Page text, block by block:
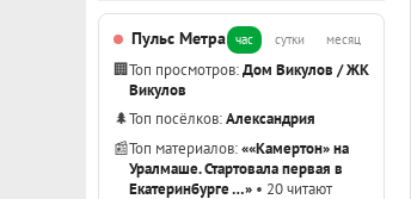
Пульс Метра час сутки месяц
🏢Топ просмотров:Дом Викулов / ЖК
Викулов
🌲Топ посёлков:Александрия
📰Топ материалов:««Камертон» на
Уралмаше. Стартовала первая в
Екатеринбурге …» • 20 читают